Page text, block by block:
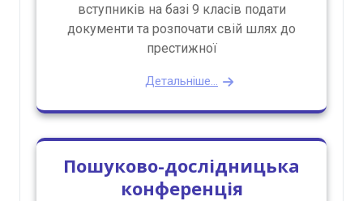
вступників на базі 9 класів подати
документи та розпочати свій шлях до
престижної
Детальніше...
Пошуково-дослідницька
конференція